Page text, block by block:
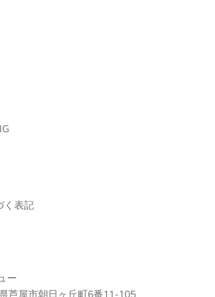
く表記
ー
屋市朝日ヶ丘町6番11-105